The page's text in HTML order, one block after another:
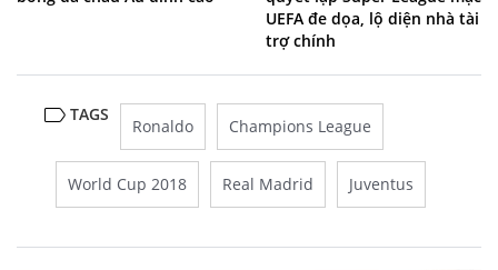
UEFA đe dọa, lộ diện nhà tài
trợ chính
TAGS
Ronaldo Champions League
World Cup 2018 Real Madrid Juventus